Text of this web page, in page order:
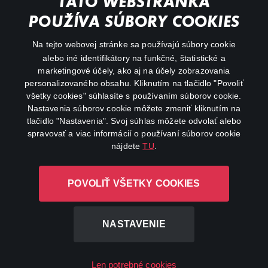
POUŽÍVA SÚBORY COOKIES
Na tejto webovej stránke sa používajú súbory cookie
alebo iné identifikátory na funkčné, štatistické a
marketingové účely, ako aj na účely zobrazovania
personalizovaného obsahu. Kliknutím na tlačidlo "Povoliť
všetky cookies" súhlasíte s používaním súborov cookie.
Nastavenia súborov cookie môžete zmeniť kliknutím na
tlačidlo "Nastavenia". Svoj súhlas môžete odvolať alebo
spravovať a viac informácií o používaní súborov cookie
nájdeteTU
POVOLIŤ VŠETKY COOKIES
NASTAVENIE
Len potrebné cookies
My profile
Important links
Canal+ Luxembourg S. à r.l. so sídlom Rue Albert Borschette 4,